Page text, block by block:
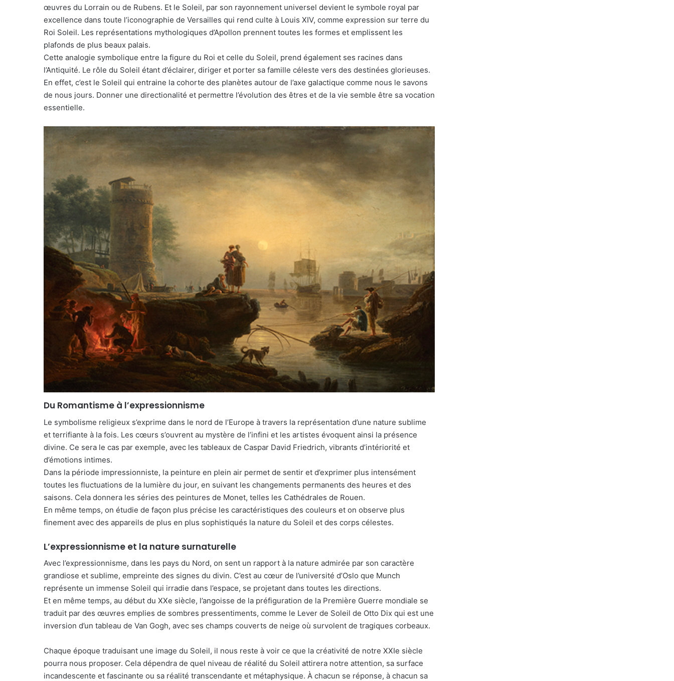
œuvres du Lorrain ou de Rubens. Et le Soleil, par son rayonnement universel devient le symbole royal par
excellence dans toute l’iconographie de Versailles qui rend culte à Louis XIV, comme expression sur terre du
Roi Soleil. Les représentations mythologiques d’Apollon prennent toutes les formes et emplissent les
plafonds de plus beaux palais.
Cette analogie symbolique entre la figure du Roi et celle du Soleil, prend également ses racines dans
l’Antiquité. Le rôle du Soleil étant d’éclairer, diriger et porter sa famille céleste vers des destinées glorieuses.
En effet, c’est le Soleil qui entraine la cohorte des planètes autour de l’axe galactique comme nous le savons
de nous jours. Donner une directionalité et permettre l’évolution des êtres et de la vie semble être sa vocation
essentielle.
Du Romantisme à l’expressionnisme
Le symbolisme religieux s’exprime dans le nord de l’Europe à travers la représentation d’une nature sublime
et terrifiante à la fois. Les cœurs s’ouvrent au mystère de l’infini et les artistes évoquent ainsi la présence
divine. Ce sera le cas par exemple, avec les tableaux de Caspar David Friedrich, vibrants d’intériorité et
d’émotions intimes.
Dans la période impressionniste, la peinture en plein air permet de sentir et d’exprimer plus intensément
toutes les fluctuations de la lumière du jour, en suivant les changements permanents des heures et des
saisons. Cela donnera les séries des peintures de Monet, telles les Cathédrales de Rouen.
En même temps, on étudie de façon plus précise les caractéristiques des couleurs et on observe plus
finement avec des appareils de plus en plus sophistiqués la nature du Soleil et des corps célestes.
L’expressionnisme et la nature surnaturelle
Avec l’expressionnisme, dans les pays du Nord, on sent un rapport à la nature admirée par son caractère
grandiose et sublime, empreinte des signes du divin. C’est au cœur de l’université d’Oslo que Munch
représente un immense Soleil qui irradie dans l’espace, se projetant dans toutes les directions.
Et en même temps, au début du XXe siècle, l’angoisse de la préfiguration de la Première Guerre mondiale se
traduit par des œuvres emplies de sombres pressentiments, comme le Lever de Soleil de Otto Dix qui est une
inversion d’un tableau de Van Gogh, avec ses champs couverts de neige où survolent de tragiques corbeaux.
Chaque époque traduisant une image du Soleil, il nous reste à voir ce que la créativité de notre XXIe siècle
pourra nous proposer. Cela dépendra de quel niveau de réalité du Soleil attirera notre attention, sa surface
incandescente et fascinante ou sa réalité transcendante et métaphysique. À chacun se réponse, à chacun sa